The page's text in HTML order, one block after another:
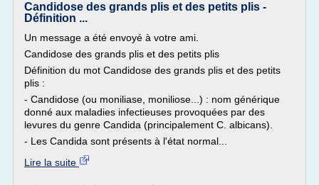
Candidose des grands plis et des petits plis -
Définition ...
Un message a été envoyé à votre ami.
Candidose des grands plis et des petits plis
Définition du mot Candidose des grands plis et des petits
plis :
- Candidose (ou moniliase, moniliose...) : nom générique
donné aux maladies infectieuses provoquées par des
levures du genre Candida (principalement C. albicans).
- Les Candida sont présents à l'état normal...
Lire la suite